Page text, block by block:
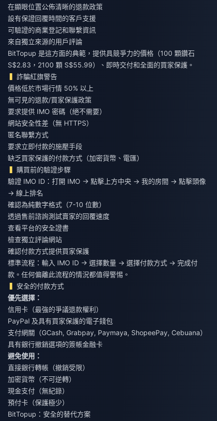
在顯眼位置公佈清晰的退款政策
設有保證回覆時間的客戶支援
可驗證的商業登記和聯繫資訊
來自獨立來源的用戶評論
BitTopup 是這方面的典範，提供具競爭力的價格（100 顆鑽石
S$2.83，2100 顆 S$55.99）、即時交付和全面的買家保護。
詐騙紅旗警告
價格低於市場行情 50% 以上
無可見的退款/買家保護政策
要求提供 IMO 密碼（絕不需要）
網站安全性差（無 HTTPS）
匿名聯繫方式
要求立即付款的施壓手段
缺乏買家保護的付款方式（加密貨幣、電匯）
購買前的驗證步驟
驗證 IMO ID：打開 IMO → 點擊上方中央 → 我的房間 → 點擊頭像
→ 線上排名
確認為純數字格式（7-10 位數）
透過售前諮詢測試賣家的回覆速度
查看平台的安全證書
檢查獨立評論網站
確認付款方式提供買家保護
標準流程：輸入 IMO ID → 選擇數量 → 選擇付款方式 → 完成付
款。任何偏離此流程的情況都值得警惕。
安全的付款方式
優先選擇：
信用卡（最強的爭議退款權利）
PayPal 及具有買家保護的電子錢包
支付網關（GCash, Grabpay, Paymaya, ShopeePay, Cebuana）
具有銀行撤銷選項的簽帳金融卡
避免使用：
直接銀行轉帳（撤銷受限）
加密貨幣（不可逆轉）
現金支付（無紀錄）
預付卡（保護極少）
BitTopup：安全的替代方案